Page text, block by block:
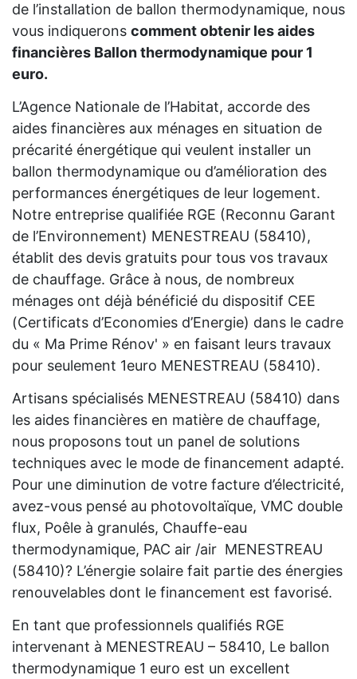
de l’installation de ballon thermodynamique, nous
vous indiquerons comment obtenir les aides
financières Ballon thermodynamique pour 1
euro.
L’Agence Nationale de l’Habitat, accorde des
aides financières aux ménages en situation de
précarité énergétique qui veulent installer un
ballon thermodynamique ou d’amélioration des
performances énergétiques de leur logement.
Notre entreprise qualifiée RGE (Reconnu Garant
de l’Environnement) MENESTREAU (58410),
établit des devis gratuits pour tous vos travaux
de chauffage. Grâce à nous, de nombreux
ménages ont déjà bénéficié du dispositif CEE
(Certificats d’Economies d’Energie) dans le cadre
du « Ma Prime Rénov' » en faisant leurs travaux
pour seulement 1euro MENESTREAU (58410).
Artisans spécialisés MENESTREAU (58410) dans
les aides financières en matière de chauffage,
nous proposons tout un panel de solutions
techniques avec le mode de financement adapté.
Pour une diminution de votre facture d’électricité,
avez-vous pensé au photovoltaïque, VMC double
flux, Poêle à granulés, Chauffe-eau
thermodynamique, PAC air /air MENESTREAU
(58410)? L’énergie solaire fait partie des énergies
renouvelables dont le financement est favorisé.
En tant que professionnels qualifiés RGE
intervenant à MENESTREAU – 58410, Le ballon
thermodynamique 1 euro est un excellent